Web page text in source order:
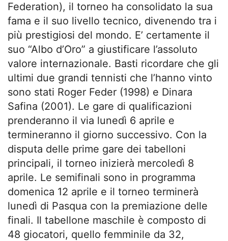
Federation), il torneo ha consolidato la sua
fama e il suo livello tecnico, divenendo tra i
più prestigiosi del mondo. E’ certamente il
suo “Albo d’Oro” a giustificare l’assoluto
valore internazionale. Basti ricordare che gli
ultimi due grandi tennisti che l’hanno vinto
sono stati Roger Feder (1998) e Dinara
Safina (2001). Le gare di qualificazioni
prenderanno il via lunedì 6 aprile e
termineranno il giorno successivo. Con la
disputa delle prime gare dei tabelloni
principali, il torneo inizierà mercoledì 8
aprile. Le semifinali sono in programma
domenica 12 aprile e il torneo terminerà
lunedì di Pasqua con la premiazione delle
finali. Il tabellone maschile è composto di
48 giocatori, quello femminile da 32,